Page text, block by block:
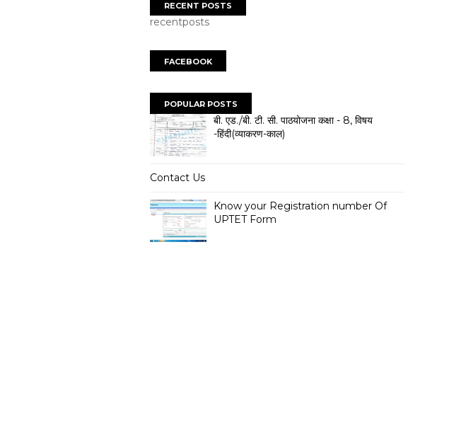
RECENT POSTS
recentposts
FACEBOOK
POPULAR POSTS
बी. एड./बी. टी. सी. पाठयोजना कक्षा - 8, विषय
-हिंदी(व्याकरण-काल)
Contact Us
Know your Registration number Of
UPTET Form